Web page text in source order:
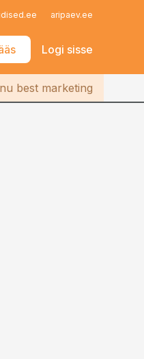
aripaev.ee
Logi sisse
best marketing